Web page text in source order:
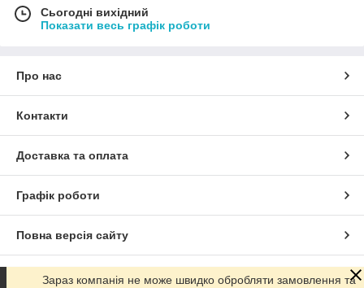
Сьогодні вихідний
Показати весь графік роботи
Про нас
Контакти
Доставка та оплата
Графік роботи
Повна версія сайту
Сайт створено на маркетплейсі Prom.ua
Зараз компанія не може швидко обробляти замовлення та